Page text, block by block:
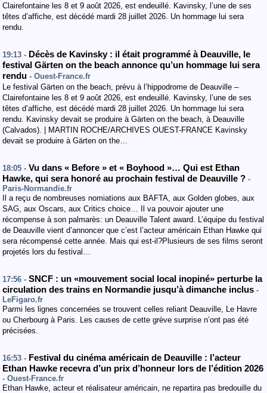
Clairefontaine les 8 et 9 août 2026, est endeuillé. Kavinsky, l’une de ses
têtes d’affiche, est décédé mardi 28 juillet 2026. Un hommage lui sera
rendu.
19:13 - Décès de Kavinsky : il était programmé à Deauville, le
festival Gärten on the beach annonce qu’un hommage lui sera
rendu - Ouest-France.fr
Le festival Gärten on the beach, prévu à l’hippodrome de Deauville –
Clairefontaine les 8 et 9 août 2026, est endeuillé. Kavinsky, l’une de ses
têtes d’affiche, est décédé mardi 28 juillet 2026. Un hommage lui sera
rendu. Kavinsky devait se produire à Gärten on the beach, à Deauville
(Calvados). | MARTIN ROCHE/ARCHIVES OUEST-FRANCE Kavinsky
devait se produire à Gärten on the…
18:05 - Vu dans « Before » et « Boyhood »… Qui est Ethan
Hawke, qui sera honoré au prochain festival de Deauville ? -
Paris-Normandie.fr
Il a reçu de nombreuses nomiations aux BAFTA, aux Golden globes, aux
SAG, aux Oscars, aux Critics choice… Il va pouvoir ajouter une
récompense à son palmarès: un Deauville Talent award. L’équipe du festival
de Deauville vient d’annoncer que c’est l’acteur américain Ethan Hawke qui
sera récompensé cette année. Mais qui est-il?Plusieurs de ses films seront
projetés lors du festival…
17:56 - SNCF : un «mouvement social local inopiné» perturbe la
circulation des trains en Normandie jusqu’à dimanche inclus -
LeFigaro.fr
Parmi les lignes concernées se trouvent celles reliant Deauville, Le Havre
ou Cherbourg à Paris. Les causes de cette grève surprise n’ont pas été
précisées.
16:53 - Festival du cinéma américain de Deauville : l’acteur
Ethan Hawke recevra d’un prix d’honneur lors de l’édition 2026
- Ouest-France.fr
Ethan Hawke, acteur et réalisateur américain, ne repartira pas bredouille du